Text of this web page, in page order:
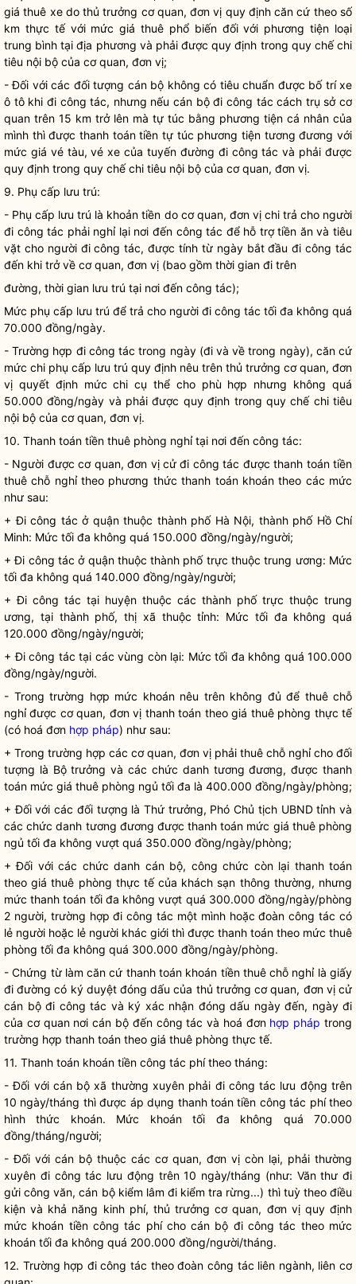
giá thuê xe do thủ trưởng cơ quan, đơn vị quy định căn cứ theo số
km thực tế với mức giá thuê phổ biến đối với phương tiện loại
trung bình tại địa phương và phải được quy định trong quy chếchi
tiêu nội bộ của cơ quan, đơn vị;
- Đối với các đối tượng cán bộ không có tiêu chuẩn được bố trí xe
ô tô khi đi công tác, nhưng nếu cán bộ đi công tác cách trụ sở cơ
quan trên 15 km trở lên mà tự túc bằng phương tiện cá nhân của
mình thì được thanh toán tiền tự túc phương tiện tương đương với
mức giá vé tàu, vé xe của tuyến đường đi công tác và phải được
quy định trong quy chếchi tiêu nội bộ của cơ quan, đơn vị.
9. Phụ cấp lưu trú:
- Phụ cấp lưu trú là khoản tiền do cơ quan, đơn vị chi trả cho người
đi công tác phải nghỉ lại nơi đến công tác để hỗ trợ tiền ăn và tiêu
vặt cho người đicông tác, được tính từ ngày bắt đầu đicông tác
đến khi trở về cơ quan, đơn vị (bao gồm thời gian đi trên
đường, thời gian lưu trú tại nơi đến công tác);
Mức phụ cấp lưu trú để trả cho người đi công tác tối đa không quá
70.000 đồng/ngày.
- Trường hợp đi công tác trong ngày (đi và về trong ngày), căn cứ
mức chi phụ cấp lưu trú quy định nêu trên thủ trưởng cơ quan, đơn
vị quyết định mức chi cụ thể cho phù hợp nhưng không quá
50.000 đồng/ngày và phải được quy định trong quy chếchi tiêu
nội bộ của cơ quan, đơn vị.
10. Thanh toán tiền thuê phòng nghỉ tại nơi đến công tác:
- Người được cơ quan, đơn vị cử đi công tác được thanh toán tiền
thuê chỗ nghỉ theo phương thức thanh toán khoán theo các mức
như sau:
+ Đi công tác ở quận thuộc thành phố Hà Nội, thành phố Hồ Chí
Minh: Mức tối đa không quá 150.000 đồng/ngày/người;
+ Đi công tác ở quận thuộc thành phố trực thuộc trung ương: Mức
tối đa không quá 140.000 đồng/ngày/người;
+ Đi công tác tại huyện thuộc các thành phố trực thuộc trung
ương, tại thành phố, thị xã thuộc tỉnh: Mức tối đa không quá
120.000 đồng/ngày/người;
+ Đi công tác tại các vùng còn lại: Mức tối đa không quá 100.000
đồng/ngày/người.
- Trong trường hợp mức khoán nêu trên không đủ để thuê chỗ
nghỉ được cơ quan, đơn vị thanh toán theo giá thuê phòng thực tế
(có hoá đơn hợp pháp) như sau:
+ Trong trường hợp các cơ quan, đơn vị phải thuê chỗ nghỉ cho đối
tượng là Bộ trưởng và các chức danh tương đương, được thanh
toán mức giá thuê phòng ngủ tối đa là 400.000 đồng/ngày/phòng;
+ Đối với các đối tượng là Thứ trưởng, Phó Chủ tịch UBND tỉnh và
các chức danh tương đương được thanh toán mức giá thuê phòng
ngủ tối đa không vượt quá 350.000 đồng/ngày/phòng;
+ Đối với các chức danh cán bộ, công chức còn lại thanh toán
theo giá thuê phòng thực tế của khách sạn thông thường, nhưng
mức thanh toán tối đa không vượt quá 300.000 đồng/ngày/phòng
2 người, trường hợp đicông tác một mình hoặc đoàncông tác có
lẻ người hoặc lẻ người khác giới thì được thanh toán theo mức thuê
phòng tối đa không quá 300.000 đồng/ngày/phòng.
- Chứng từ làm căn cứ thanh toán khoán tiền thuê chỗ nghỉ là giấy
đi đường có ký duyệt đóng dấu của thủ trưởng cơ quan, đơn vị cử
cán bộ đi công tác và ký xác nhận đóng dấu ngày đến, ngày đi
của cơ quan nơi cán bộ đến công tác và hoá đơn hợp pháp trong
trường hợp thanh toán theo giá thuê phòng thực tế.
11. Thanh toán khoán tiền công tác phí theo tháng:
- Đối với cán bộ xã thường xuyên phải đi công tác lưu động trên
10 ngày/tháng thì được áp dụng thanh toán tiền công tác phí theo
hình thức khoán. Mức khoán tối đa không quá 70.000
đồng/tháng/người;
- Đối với cán bộ thuộc các cơ quan, đơn vị còn lại, phải thường
xuyên đi công tác lưu động trên 10 ngày/tháng (như: Văn thư đi
gửi công văn, cán bộ kiểm lâm đi kiểm tra rừng...) thì tuỳ theo điều
kiện và khả năng kinh phí, thủ trưởng cơ quan, đơn vị quy định
mức khoán tiền công tác phí cho cán bộ đicông tác theo mức
khoán tối đa không quá 200.000 đồng/người/tháng.
12. Trường hợp đicông tác theo đoàn công tác liên ngành, liên cơ